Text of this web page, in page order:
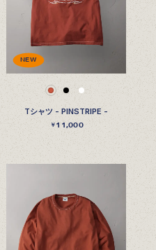
NEW
Tシャツ - PINSTRIPE -
￥11,000